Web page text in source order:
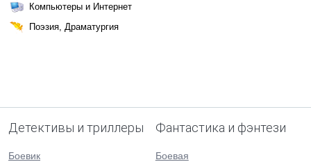
Компьютеры и Интернет
Поэзия, Драматургия
Детективы и триллеры
Боевик
Фантастика и фэнтези
Боевая